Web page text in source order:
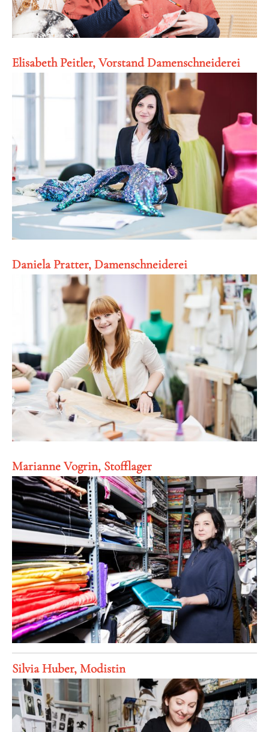
Elisabeth Peitler, Vorstand Damenschneiderei
Daniela Pratter, Damenschneiderei
Marianne Vogrin, Stofflager
Silvia Huber, Modistin